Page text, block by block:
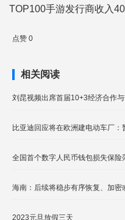
TOP100手游发行商收入
点赞 0
相关阅读
刘昆视频出席首届10+3经济合作
比亚迪回应将在欧洲建电动车厂：
全国首个数字人民币钱包损失保险
海南：后续将稳步有序恢复、加
2023元旦放假三天